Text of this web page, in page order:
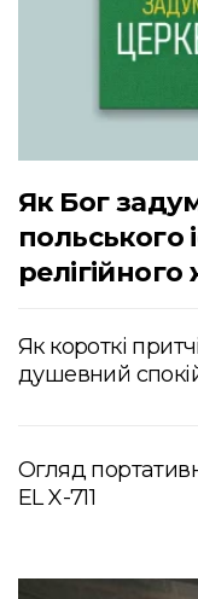
Як Бог
польського
Як короткі
душевний
Огляд
EL X-711